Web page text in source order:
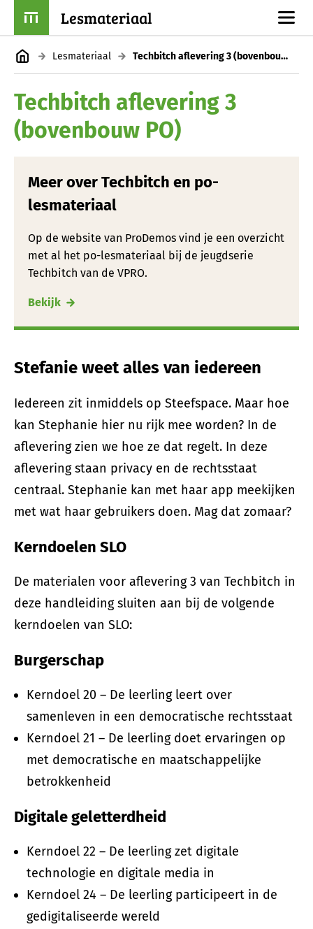
Lesmateriaal
Lesmateriaal Techbitch aflevering 3 (bovenbouw PO)
Techbitch aflevering 3
(bovenbouw PO)
Meer over Techbitch en po-
lesmateriaal
Op de website van ProDemos vind je een overzicht
met al het po-lesmateriaal bij de jeugdserie
Techbitch van de VPRO.
Bekijk
Stefanie weet alles van iedereen
Iedereen zit inmiddels op Steefspace. Maar hoe
kan Stephanie hier nu rijk mee worden? In de
aflevering zien we hoe ze dat regelt. In deze
aflevering staan privacy en de rechtsstaat
centraal. Stephanie kan met haar app meekijken
met wat haar gebruikers doen. Mag dat zomaar?
Kerndoelen SLO
De materialen voor aflevering 3 van Techbitch in
deze handleiding sluiten aan bij de volgende
kerndoelen van SLO:
Burgerschap
Kerndoel 20 – De leerling leert over
samenleven in een democratische rechtsstaat
Kerndoel 21 – De leerling doet ervaringen op
met democratische en maatschappelijke
betrokkenheid
Digitale geletterdheid
Kerndoel 22 – De leerling zet digitale
technologie en digitale media in
Kerndoel 24 – De leerling participeert in de
gedigitaliseerde wereld